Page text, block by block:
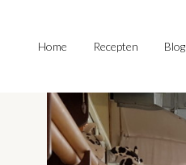
Home Recepten Blog